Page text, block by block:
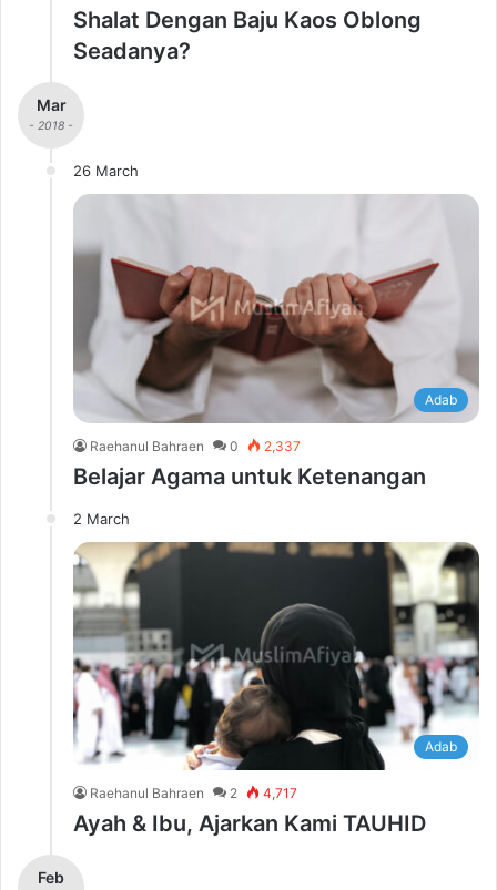
Shalat Dengan Baju Kaos Oblong
Seadanya?
Mar
- 2018 -
26 March
Adab
Raehanul Bahraen 0 2,337
Belajar Agama untuk Ketenangan
2 March
Adab
Raehanul Bahraen 2 4,717
Ayah & Ibu, Ajarkan Kami TAUHID
Feb